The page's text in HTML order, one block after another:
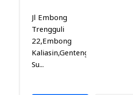
Jl Embong
Trengguli
22,Embong
Kaliasin,Genteng,
Su...